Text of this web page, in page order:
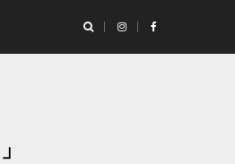
オ モアリー）」撮影レポート！